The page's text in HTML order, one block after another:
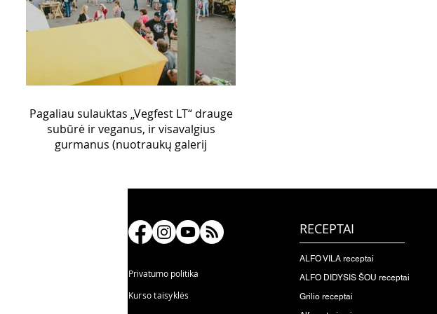
Pagaliau sulauktas „Vegfest LT“ drauge
subūrė ir veganus, ir visavalgius
gurmanus (nuotraukų galerij
Privatumo politika
Kurso taisyklės
RECEPTAI
ALFO VILA receptai
ALFO DIDYSIS ŠOU receptai
Grilio receptai